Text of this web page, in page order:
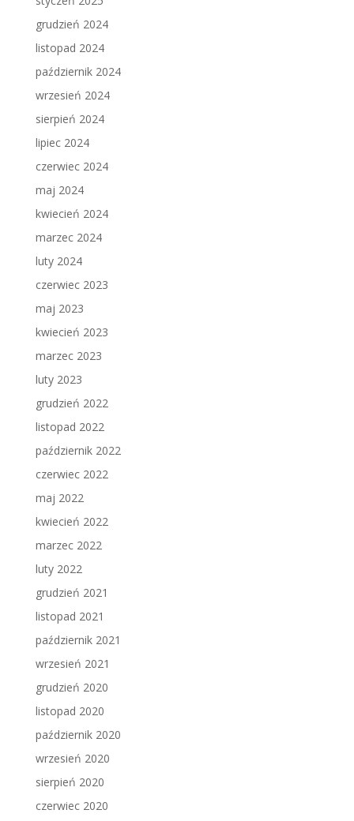
grudzień 2024
listopad 2024
październik 2024
wrzesień 2024
sierpień 2024
lipiec 2024
czerwiec 2024
maj 2024
kwiecień 2024
marzec 2024
luty 2024
czerwiec 2023
maj 2023
kwiecień 2023
marzec 2023
luty 2023
grudzień 2022
listopad 2022
październik 2022
czerwiec 2022
maj 2022
kwiecień 2022
marzec 2022
luty 2022
grudzień 2021
listopad 2021
październik 2021
wrzesień 2021
grudzień 2020
listopad 2020
październik 2020
wrzesień 2020
sierpień 2020
czerwiec 2020